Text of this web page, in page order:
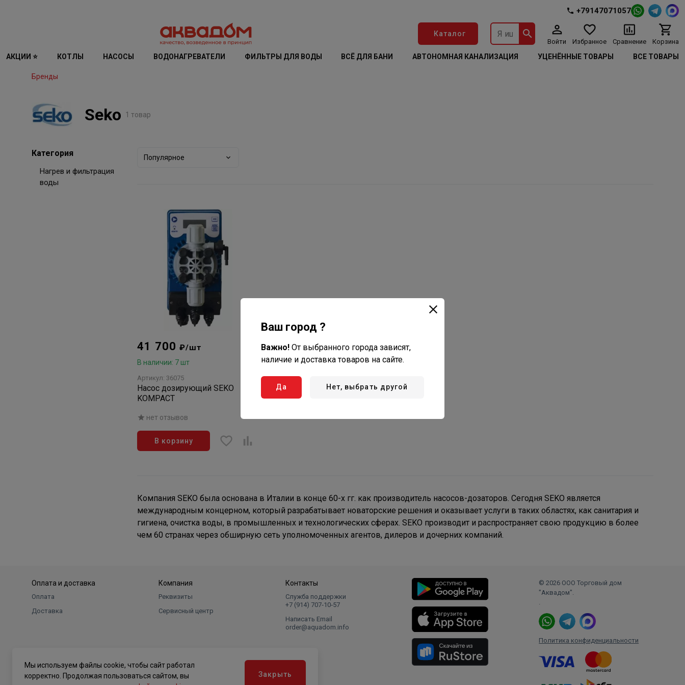
+79147071057
Каталог
Войти Избранное Сравнение Корзина
АКЦИИ ⭐ КОТЛЫ НАСОСЫ ВОДОНАГРЕВАТЕЛИ ФИЛЬТРЫ ДЛЯ ВОДЫ ВСЁ ДЛЯ БАНИ АВТОНОМНАЯ КАНАЛИЗАЦИЯ УЦЕНЁННЫЕ ТОВАРЫ ВСЕ ТОВАРЫ
Бренды
Seko 1 товар
Категория
Нагрев и фильтрация
воды
Популярное
41 700₽/шт
В наличии: 7 шт
Артикул: 36075
Насос дозирующий SEKO
KOMPACT
нет отзывов
В корзину
Компания SEKO была основана в Италии в конце 60-х гг. как производитель насосов-дозаторов. Сегодня SEKO является
международным концерном, который разрабатывает новаторские решения и оказывает услуги в таких областях, как санитария и
гигиена, очистка воды, в промышленных и технологических сферах. SEKO производит и распространяет свою продукцию в более
чем 60 странах через обширную сеть уполномоченных агентов, дилеров и дочерних компаний.
Оплата и доставка
Оплата
Доставка
Компания
Реквизиты
Сервисный центр
Контакты
Служба поддержки
+7 (914) 707‑10‑57
Написать Email
order@aquadom.info
© 2026 ООО Торговый дом
"Аквадом".
.
Политика конфиденциальности
Ваш город ?
Важно! От выбранного города зависят,
наличие и доставка товаров на сайте.
Да Нет, выбрать другой
Мы используем файлы cookie, чтобы сайт работал
корректно. Продолжая пользоваться сайтом, вы
Закрыть